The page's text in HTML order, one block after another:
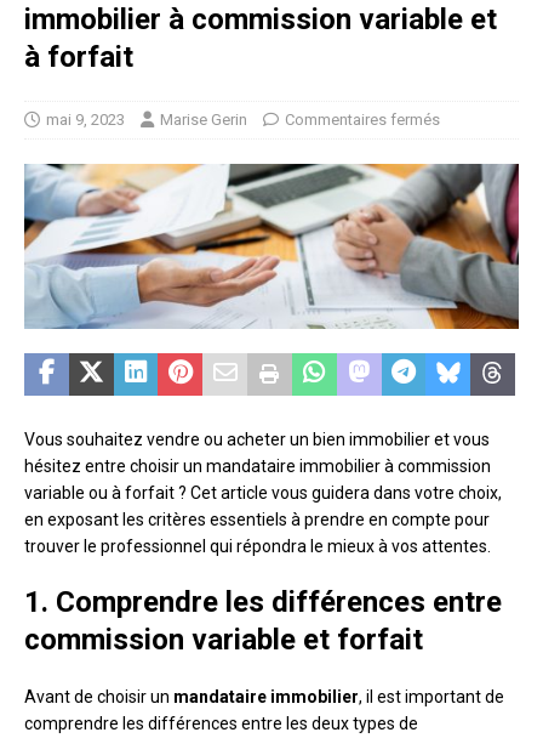
immobilier à commission variable et
à forfait
mai 9, 2023 Marise Gerin Commentaires fermés
Vous souhaitez vendre ou acheter un bien immobilier et vous
hésitez entre choisir un mandataire immobilier à commission
variable ou à forfait ? Cet article vous guidera dans votre choix,
en exposant les critères essentiels à prendre en compte pour
trouver le professionnel qui répondra le mieux à vos attentes.
1. Comprendre les différences entre
commission variable et forfait
Avant de choisir un mandataire immobilier, il est important de
comprendre les différences entre les deux types de